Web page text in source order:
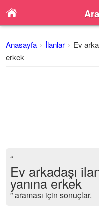
Anasayfa İlanlar
Ev
erkek
“
Ev arkadaşı
yanına erkek
” araması için sonuçlar.